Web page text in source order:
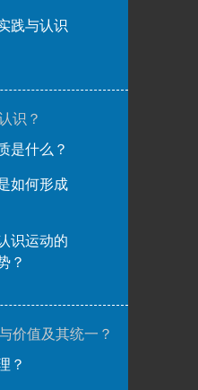
践与认识
识？
是什么？
如何形成
识运动的
？
价值及其统一？
？